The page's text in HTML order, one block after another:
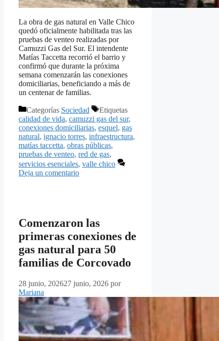
La obra de gas natural en Valle Chico
quedó oficialmente habilitada tras las
pruebas de venteo realizadas por
Camuzzi Gas del Sur. El intendente
Matías Taccetta recorrió el barrio y
confirmó que durante la próxima
semana comenzarán las conexiones
domiciliarias, beneficiando a más de
un centenar de familias.
Categorías Sociedad
Etiquetas
calidad de vida, camuzzi gas del sur,
conexiones domiciliarias, esquel, gas
natural, ignacio torres, infraestructura,
matías taccetta, obras públicas,
pruebas de venteo, red de gas,
servicios esenciales, valle chico
Deja un comentario
Comenzaron las
primeras conexiones de
gas natural para 50
familias de Corcovado
28 junio, 202627 junio, 2026 por
Mariana